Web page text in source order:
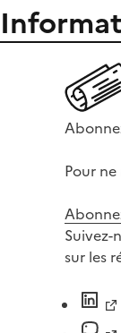
Pour
Suivez-
sur les